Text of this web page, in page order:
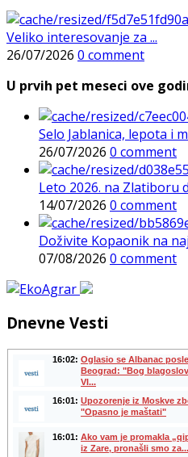
Veliko interesovanje za ...
26/07/2026 0 comment
U prvih pet meseci ove
Selo Jablanica, lepota i
26/07/2026 0 comment
Leto 2026. na Zlatiboru
14/07/2026 0 comment
Doživite Kopaonik na
07/08/2026 0 comment
Dnevne Vesti